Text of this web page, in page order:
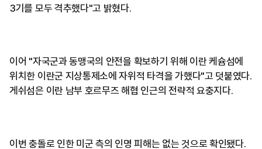
3기를 모두 격추했다"고 밝혔다.
이어 "자국군과 동맹국의 안전을 확보하기 위해 이란 케슘섬에
위치한 이란군 지상통제소에 자위적 타격을 가했다"고 덧붙였다.
게쉬섬은 이란 남부 호르무즈 해협 인근의 전략적 요충지다.
이번 충돌로 인한 미군 측의 인명 피해는 없는 것으로 확인됐다.